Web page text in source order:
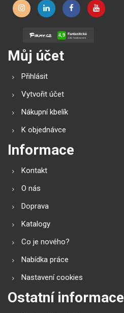
Můj účet
Přihlásit
Vytvořit účet
Nákupní kbelík
K objednávce
Informace
Kontakt
O nás
Doprava
Katalogy
Co je nového?
Nabídka práce
Nastavení cookies
Ostatní informace